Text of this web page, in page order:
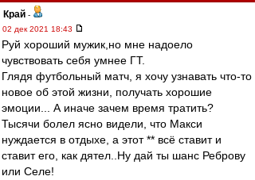
Край -
02 дек 2021 18:43
Руй хороший мужик,но мне надоело
чувствовать себя умнее ГТ.
Глядя футбольный матч, я хочу узнавать что-то
новое об этой жизни, получать хорошие
эмоции... А иначе зачем время тратить?
Тысячи болел ясно видели, что Макси
нуждается в отдыхе, а этот ** всё ставит и
ставит его, как дятел..Ну дай ты шанс Реброву
или Селе!